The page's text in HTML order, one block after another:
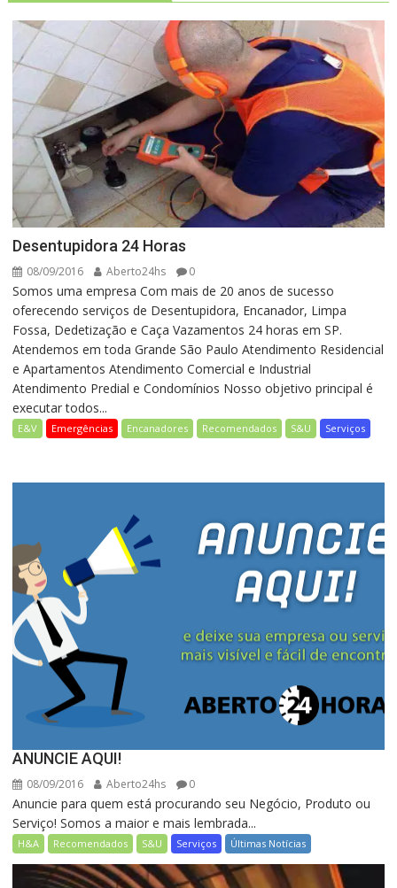
Desentupidora 24 Horas
08/09/2016 Aberto24hs 0
Somos uma empresa Com mais de 20 anos de sucesso
oferecendo serviços de Desentupidora, Encanador, Limpa
Fossa, Dedetização e Caça Vazamentos 24 horas em SP.
Atendemos em toda Grande São Paulo Atendimento Residencial
e Apartamentos Atendimento Comercial e Industrial
Atendimento Predial e Condomínios Nosso objetivo principal é
executar todos...
E&V Emergências Encanadores Recomendados S&U Serviços
ANUNCIE AQUI!
08/09/2016 Aberto24hs 0
Anuncie para quem está procurando seu Negócio, Produto ou
Serviço! Somos a maior e mais lembrada...
H&A Recomendados S&U Serviços Últimas Notícias